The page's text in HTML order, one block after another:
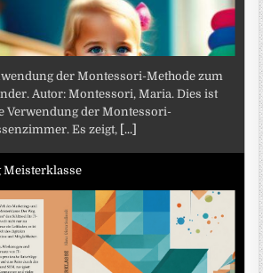
der Montessori-Methode zum
Autor: Montessori, Maria. Dies ist
Verwendung der Montessori-
Es zeigt,
[...]
Meisterklasse